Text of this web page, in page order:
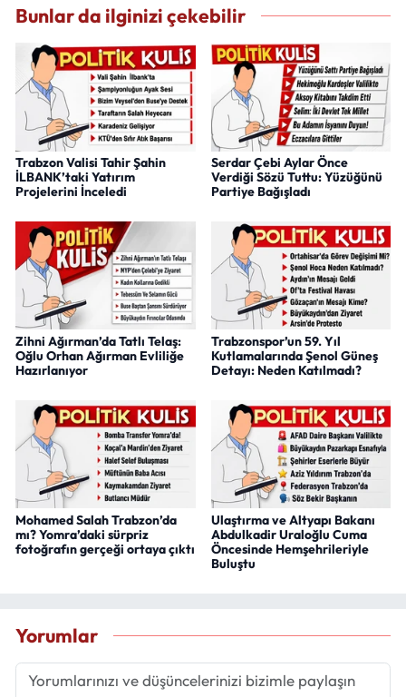
Bunlar da ilginizi çekebilir
Trabzon Valisi Tahir Şahin
İLBANK’taki Yatırım
Projelerini İnceledi
Serdar Çebi Aylar Önce
Verdiği Sözü Tuttu: Yüzüğünü
Partiye Bağışladı
Zihni Ağırman’da Tatlı Telaş:
Oğlu Orhan Ağırman Evliliğe
Hazırlanıyor
Trabzonspor’un 59. Yıl
Kutlamalarında Şenol Güneş
Detayı: Neden Katılmadı?
Mohamed Salah Trabzon’da
mı? Yomra’daki sürpriz
fotoğrafın gerçeği ortaya çıktı
Ulaştırma ve Altyapı Bakanı
Abdulkadir Uraloğlu Cuma
Öncesinde Hemşehrileriyle
Buluştu
Yorumlar